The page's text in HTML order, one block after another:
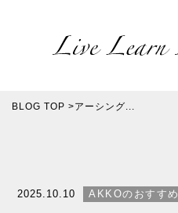
BLOG TOP >アーシング...
2025.10.10 AKKOのおすすめ